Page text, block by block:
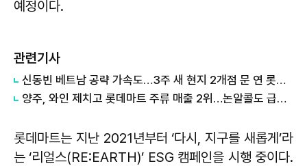
예정이다.
관련기사
신동빈 베트남 공략 가속도…3주 새 현지 2개점 문 연 롯데마트
양주, 와인 제치고 롯데마트 주류 매출 2위…논알콜도 급성장
롯데마트는 지난 2021년부터 ‘다시, 지구를 새롭게’라
는 ‘리얼스(RE:EARTH)’ ESG 캠페인을 시행 중이다.